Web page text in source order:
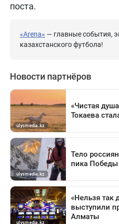
поста.
«Arena» — главные события,
казахстанского футбола!